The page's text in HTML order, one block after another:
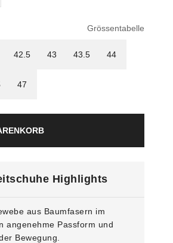
Grössentabelle
42.5 43 43.5 44
47
Highlights
aus Baumfasern im
angenehme Passform und
Bewegung.